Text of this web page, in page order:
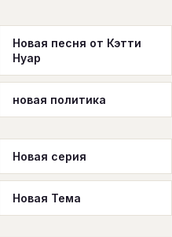
Новая песня от Кэтти
Нуар
новая политика
Новая серия
Новая Тема